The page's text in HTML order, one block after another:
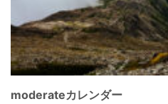
moderateカレンダー